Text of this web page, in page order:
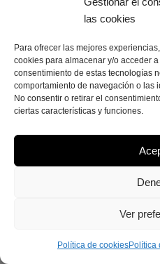
las cookies
Para ofrecer las mejores
cookies para almacenar y/o acceder
consentimiento de estas tecnologías
comportamiento de navegación o las
No consentir o retirar el
ciertas características y funciones.
Ver
Política de cookiesPolítica
Laila Victoria ©